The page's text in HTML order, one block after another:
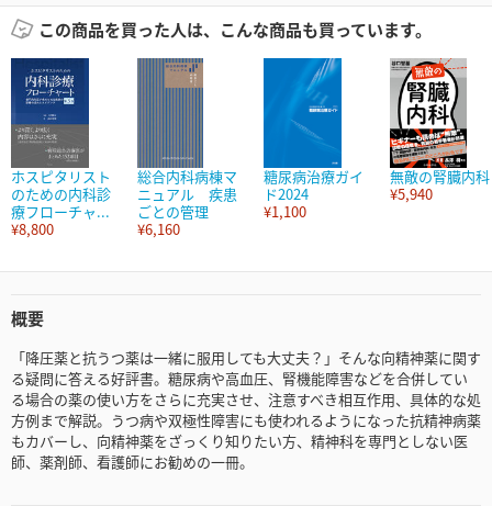
この商品を買った人は、こんな商品も買っています。
ホスピタリスト
のための内科診
療フローチャ...
¥8,800
総合内科病棟マ
ニュアル 疾患
ごとの管理
¥6,160
糖尿病治療ガイ
ド2024
¥1,100
無敵の腎臓内科
¥5,940
概要
「降圧薬と抗うつ薬は一緒に服用しても大丈夫？」そんな向精神薬に関す
る疑問に答える好評書。糖尿病や高血圧、腎機能障害などを合併してい
る場合の薬の使い方をさらに充実させ、注意すべき相互作用、具体的な処
方例まで解説。うつ病や双極性障害にも使われるようになった抗精神病薬
もカバーし、向精神薬をざっくり知りたい方、精神科を専門としない医
師、薬剤師、看護師にお勧めの一冊。